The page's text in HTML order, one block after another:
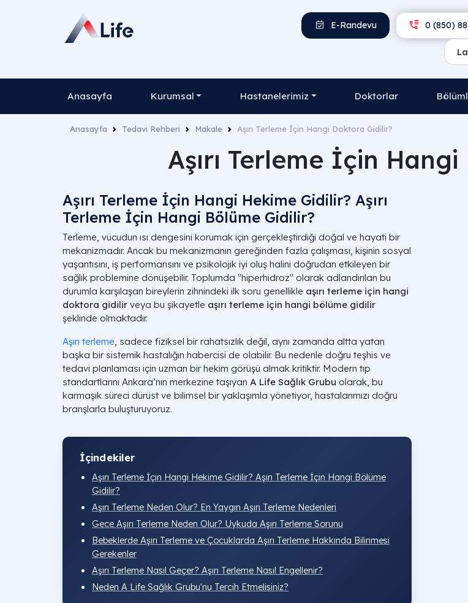
0 (850)
E-Randevu
Anasayfa Kurumsal Hastanelerimiz Doktorlar
Anasayfa Tedavi Rehberi Makale Aşırı Terleme İçin Hangi Doktora Gidilir​?
Aşırı Terleme İçin
Aşırı Terleme İçin Hangi Hekime Gidilir? Aşırı
Terleme İçin Hangi Bölüme Gidilir?
Terleme, vücudun ısı dengesini korumak için gerçekleştirdiği doğal ve hayati bir
mekanizmadır. Ancak bu mekanizmanın gereğinden fazla çalışması, kişinin sosyal
yaşantısını, iş performansını ve psikolojik iyi oluş halini doğrudan etkileyen bir
sağlık problemine dönüşebilir. Toplumda "hiperhidroz" olarak adlandırılan bu
durumla karşılaşan bireylerin zihnindeki ilk soru genellikle aşırı terleme için hangi
doktora gidilir veya bu şikayetle aşırı terleme için hangi bölüme gidilir
şeklinde olmaktadır.
Aşırı terleme, sadece fiziksel bir rahatsızlık değil, aynı zamanda altta yatan
başka bir sistemik hastalığın habercisi de olabilir. Bu nedenle doğru teşhis ve
tedavi planlaması için uzman bir hekim görüşü almak kritiktir. Modern tıp
standartlarını Ankara’nın merkezine taşıyan A Life Sağlık Grubu olarak, bu
karmaşık süreci dürüst ve bilimsel bir yaklaşımla yönetiyor, hastalarımızı doğru
branşlarla buluşturuyoruz.
İçindekiler
Aşırı Terleme İçin Hangi Hekime Gidilir? Aşırı Terleme İçin Hangi Bölüme
Gidilir?
Aşırı Terleme Neden Olur? En Yaygın Aşırı Terleme Nedenleri
Gece Aşırı Terleme Neden Olur? Uykuda Aşırı Terleme Sorunu
Bebeklerde Aşırı Terleme ve Çocuklarda Aşırı Terleme Hakkında Bilinmesi
Gerekenler
Aşırı Terleme Nasıl Geçer? Aşırı Terleme Nasıl Engellenir?
Neden A Life Sağlık Grubu'nu Tercih Etmelisiniz?